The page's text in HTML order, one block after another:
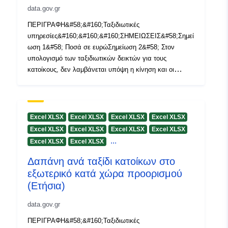
Perjodiċità tad-
Dovuti:
quarterly
data.gov.gr
ΠΕΡΙΓΡΑΦΗ&#58;&#160;Ταξιδιωτικές
υπηρεσίες&#160;&#160;&#160;ΣΗΜΕΙΩΣΕΙΣ&#58;Σημεί
ωση 1&#58; Ποσά σε ευρώΣημείωση 2&#58; Στον
υπολογισμό των ταξιδιωτικών δεικτών για τους
κατοίκους, δεν λαμβάνεται υπόψη η κίνηση και οι
ταξιδιού&#58; α) Επίσκεψη σε συγγενείς / φίλους β)
Επαγγελματικοί λόγοι γ) Άλλοι λόγοι, και των οποίων οι
ταξιδιωτικές πληρωμές αποτελούν μονομερείς
μεταβιβάσεις και δεν καταγράφονται στο ισοζύγιο
ταξιδιωτικών υπηρεσιών.Σημείωση 3&#58; Από τον
Ιανουάριο 2010 η κατηγορία ‘οργανωμένα ταξίδια’
περιλαμβάνει οιονδήποτε συνδυασμό των ταξιδιωτικών
υπηρεσιών για εισιτήρια, διαμονή και λοιπές υπηρεσίες,
που αγοράζονται μέσω ταξιδιωτικών πρακτορείων.
Περιλαμβάνει επίσης και τα πακέτα
Ανάλυση της μεθοδολογίας της «Έρευνας Συνόρων»
Excel XLSX Excel XLSX Excel XLSX
Excel XLSX
Excel XLSX
Excel XLSX Excel XLSX
Excel XLSX
Excel XLSX
Excel XLSX ...
Δαπάνη ανά ταξίδι κατοίκων στο
εξωτερικό κατά χώρα προορισμού
(Ετήσια)
data.gov.gr
ΠΕΡΙΓΡΑΦΗ&#58;&#160;Ταξιδιωτικές